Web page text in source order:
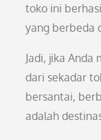
toko ini
yang berbeda
Jadi, jika
dari sekadar
bersantai,
adalah